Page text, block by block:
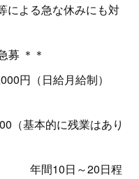
による急な休みにも対
募 ＊＊
円（日給月給制）
（基本的に残業はあり
20日程